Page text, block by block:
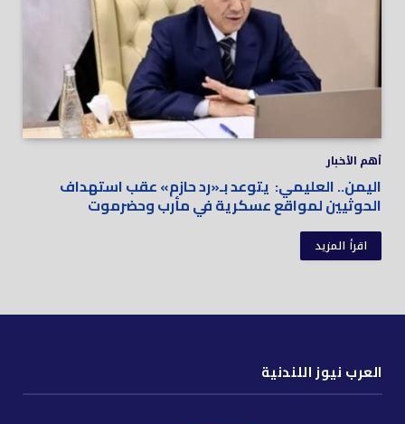
أهم الأخبار
اليمن.. العليمي: يتوعد بـ«رد حازم» عقب استهداف
الحوثيين لمواقع عسكرية في مأرب وحضرموت
اقرأ المزيد
العرب نيوز اللندنية